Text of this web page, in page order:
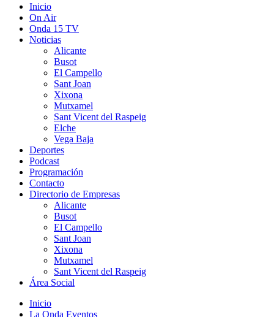
Inicio
On Air
Onda 15 TV
Noticias
Alicante
Busot
El Campello
Sant Joan
Xixona
Mutxamel
Sant Vicent del Raspeig
Elche
Vega Baja
Deportes
Podcast
Programación
Contacto
Directorio de Empresas
Alicante
Busot
El Campello
Sant Joan
Xixona
Mutxamel
Sant Vicent del Raspeig
Área Social
Inicio
La Onda Eventos